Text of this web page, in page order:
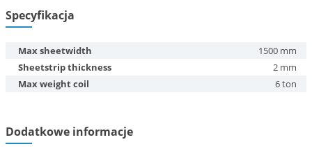
Specyfikacja
Max sheetwidth
1500 mm
Sheetstrip thickness
2 mm
Max weight coil
6 ton
Dodatkowe informacje